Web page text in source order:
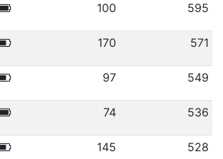
100 595
170 571
97 549
74 536
145 528